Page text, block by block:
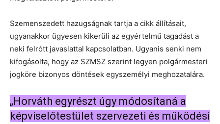
Szemenszedett hazugságnak tartja a cikk állításait,
ugyanakkor ügyesen kikerüli az egyértelmű tagadást a
neki felrótt javaslattal kapcsolatban. Ugyanis senki nem
kifogásolta, hogy az SZMSZ szerint legyen polgármesteri
jogköre bizonyos döntések egyszemélyi meghozatalára.
„Horváth egyrészt úgy módosítaná a
képviselőtestület szervezeti és működési